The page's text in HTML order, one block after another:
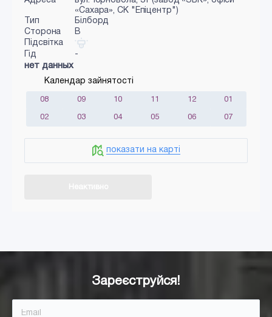
«Сахара», СК "Епіцентр")
Тип
Білборд
Сторона
B
Підсвітка
Гід
-
нет данных
Календар зайнятості
08 09 10 11 12 01
02 03 04 05 06 07
показати на карті
Зареєструйся!